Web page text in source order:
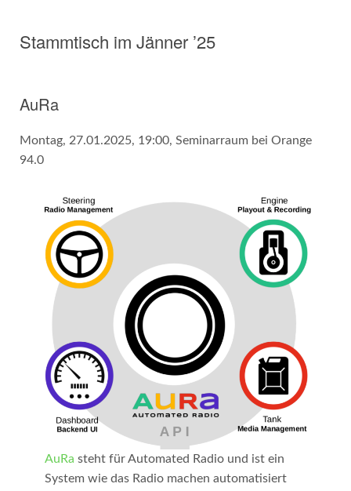
Stammtisch im Jänner ’25
AuRa
Montag, 27.01.2025, 19:00, Seminarraum bei Orange
94.0
AuRa steht für Automated Radio und ist ein
System wie das Radio machen automatisiert